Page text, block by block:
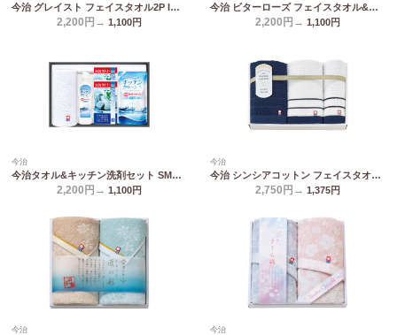
今治 グレイスト フェイスタオル2P IGY26200
2,200円→ 1,100円
今治 ビターローズ フェイスタオル&ハンドタオル IBR80200
2,200円→ 1,100円
今治
今治タオル&キッチン洗剤セット SMA20
2,200円→ 1,100円
今治
今治 シンシアコットン フェイスタオル2P&ウォッシュタオル S-12250
2,750円→ 1,375円
今治 今治